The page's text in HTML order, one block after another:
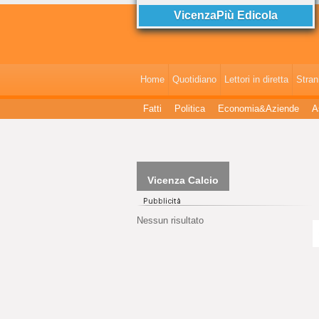
VicenzaPiù Edicola
Home Quotidiano Lettori in diretta
Fatti Politica Economia&Aziende
Vicenza Calcio
Nessun risultato